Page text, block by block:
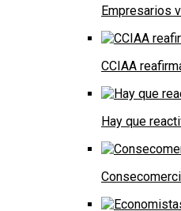
Empresarios
CCIAA
Hay que